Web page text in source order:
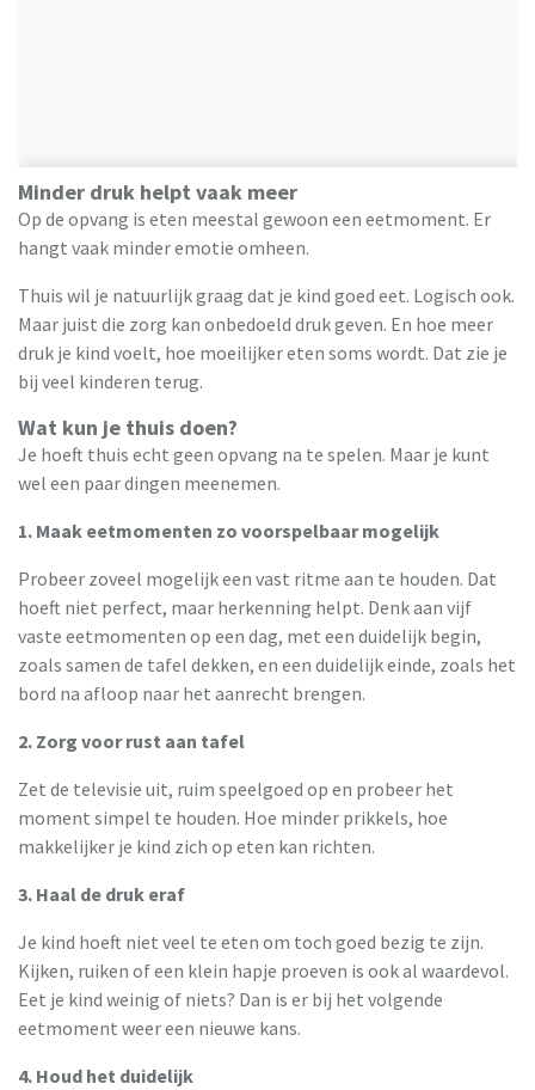
Minder druk helpt vaak meer
Op de opvang is eten meestal gewoon een eetmoment. Er
hangt vaak minder emotie omheen.
Thuis wil je natuurlijk graag dat je kind goed eet. Logisch ook.
Maar juist die zorg kan onbedoeld druk geven. En hoe meer
druk je kind voelt, hoe moeilijker eten soms wordt. Dat zie je
bij veel kinderen terug.
Wat kun je thuis doen?
Je hoeft thuis echt geen opvang na te spelen. Maar je kunt
wel een paar dingen meenemen.
1. Maak eetmomenten zo voorspelbaar mogelijk
Probeer zoveel mogelijk een vast ritme aan te houden. Dat
hoeft niet perfect, maar herkenning helpt. Denk aan vijf
vaste eetmomenten op een dag, met een duidelijk begin,
zoals samen de tafel dekken, en een duidelijk einde, zoals het
bord na afloop naar het aanrecht brengen.
2. Zorg voor rust aan tafel
Zet de televisie uit, ruim speelgoed op en probeer het
moment simpel te houden. Hoe minder prikkels, hoe
makkelijker je kind zich op eten kan richten.
3. Haal de druk eraf
Je kind hoeft niet veel te eten om toch goed bezig te zijn.
Kijken, ruiken of een klein hapje proeven is ook al waardevol.
Eet je kind weinig of niets? Dan is er bij het volgende
eetmoment weer een nieuwe kans.
4. Houd het duidelijk